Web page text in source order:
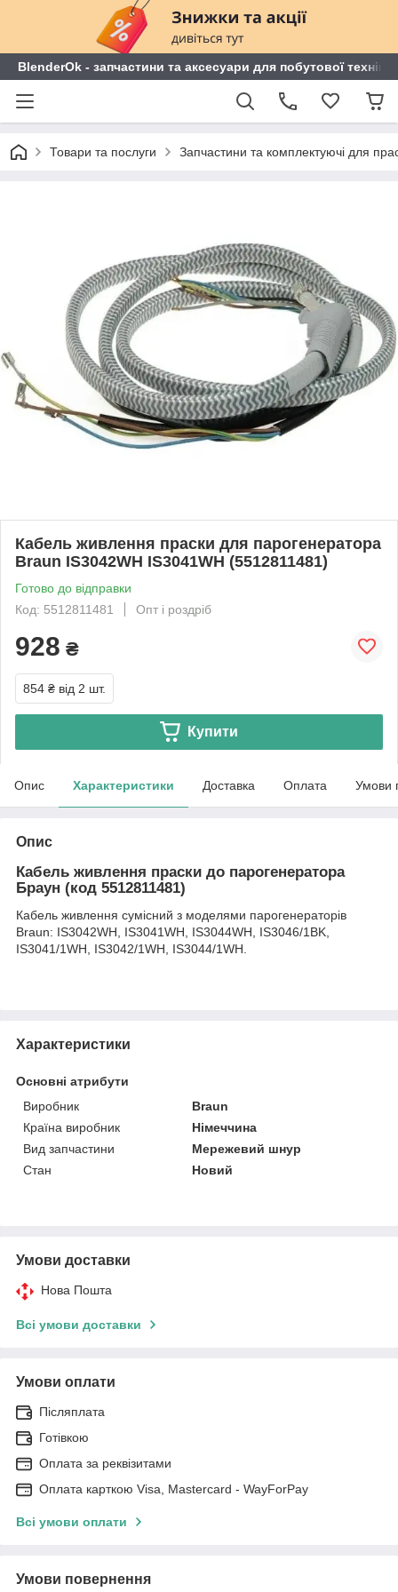
BlenderOk - запчастини та аксесуари для побутової техніки
Товари та послуги Запчастини та комплектуючі для
Кабель живлення праски для парогенератора
Braun IS3042WH IS3041WH (5512811481)
Готово до відправки
Код: 5512811481
Опт і роздріб
928 ₴
854 ₴ від 2 шт.
Купити
Опис Характеристики Доставка Оплата Умови
Опис
Кабель живлення праски до парогенератора
Браун (код 5512811481)
Кабель живлення сумісний з моделями парогенераторів
Braun: IS3042WH, IS3041WH, IS3044WH, IS3046/1BK,
IS3041/1WH, IS3042/1WH, IS3044/1WH.
Характеристики
Основні атрибути
Виробник
Braun
Країна виробник
Німеччина
Вид запчастини
Мережевий шнур
Стан
Новий
Умови доставки
Нова Пошта
Всі умови доставки
Умови оплати
Післяплата
Готівкою
Оплата за реквізитами
Оплата карткою Visa, Mastercard - WayForPay
Всі умови оплати
Умови повернення